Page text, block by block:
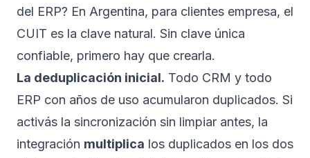
del ERP? En Argentina, para clientes empresa, el
CUIT es la clave natural. Sin clave única
confiable, primero hay que crearla.
La deduplicación inicial. Todo CRM y todo
ERP con años de uso acumularon duplicados. Si
activás la sincronización sin limpiar antes, la
integración multiplica los duplicados en los dos